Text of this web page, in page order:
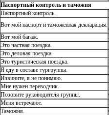
Паспортный контроль и таможня
Паспортный контроль.
Вот мой паспорт и таможенная декларация.
Вот мой багаж.
Это частная поездка.
Это деловая поездка.
Это туристическая поездка.
Я еду в составе тургруппы.
Извините, я не понимаю.
Мне нужен переводчик.
Позовите руководителя группы.
Меня встречают.
Таможня.